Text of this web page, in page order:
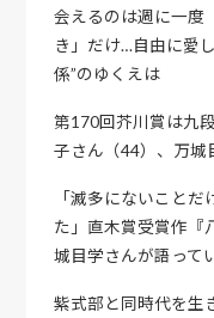
会えるのは週に一度
き」だけ…自由に愛
係”のゆくえは
第170回芥川賞は九
子さん（44）、万城
「滅多にないこと
た」直木賞受賞作『
城目学さんが語って
紫式部と同時代を生